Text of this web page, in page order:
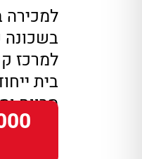
למכירה
למרכז
בית
מרווח